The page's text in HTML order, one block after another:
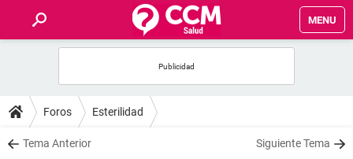
MENU
FOROS
SALUD
Foros Esterilidad
Tema Anterior Siguiente Tema